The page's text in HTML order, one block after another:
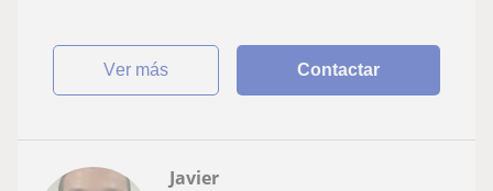
ver más Contactar
Javier